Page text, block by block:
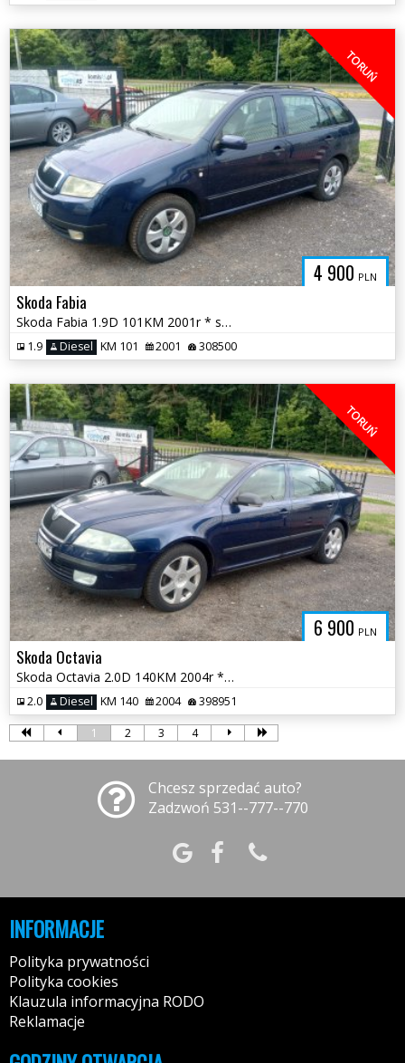
4 900 PLN
TORUŃ
Skoda Fabia
Skoda Fabia 1.9D 101KM 2001r * sprawna klima el szyby radio * TORUŃ
1.9 Diesel KM 101 2001 308500
6 900 PLN
TORUŃ
Skoda Octavia
Skoda Octavia 2.0D 140KM 2004r * sprawna klima radio tempomat * TORUŃ
2.0 Diesel KM 140 2004 398951
1 2 3 4
Chcesz sprzedać auto?
Zadzwoń 531--777--770
INFORMACJE
Polityka prywatności
Polityka cookies
Klauzula informacyjna RODO
Reklamacje